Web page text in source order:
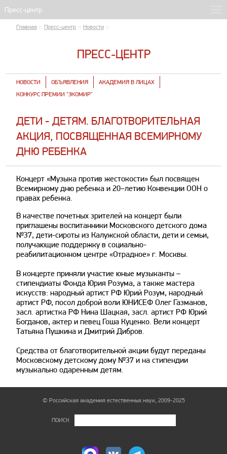
Главная :: Пресс-центр :: Новости ::
ПРЕСС-ЦЕНТР
НОВОСТИ ОБЪЯВЛЕНИЯ
АКАДЕМИЯ В ЛИЦАХ
КОНКУРС ПРЕМИИ "ЭКОМИР"
ДЕТИ - ДЕТЯМ. БЛАГОТВОРИТЕЛЬНАЯ
АКЦИЯ, ПОСВЯЩЕННАЯ ВСЕМИРНОМУ
ДНЮ РЕБЕНКА
Концерт «Музыка против жестокости» был посвящен
Всемирному дню ребенка и 20−летию Конвенции ООН о
правах ребенка.
В качестве почетных зрителей на концерт были
приглашены воспитанники Московского детского дома
№37, дети-сироты из Калужской области, дети и семьи,
получающие поддержку в социально-
реабилитационном центре «Отрадное» г. Москвы.
В концерте приняли участие юные музыканты –
стипендиаты Фонда Юрия Розума, а также мастера
искусств: народный артист РФ Юрий Розум, народный
артист РФ, посол доброй воли ЮНИСЕФ Олег Газманов,
засл. артистка РФ Нина Шацкая, засл. артист РФ Юрий
Богданов, актер и певец Гоша Куценко. Вели концерт
Татьяна Пушкина и Дмитрий Дибров.
Средства от благотворительной акции будут переданы
Московскому детскому дому №37 и на стипендии
музыкально одаренным детям.
© Российская академия естественных наук, 2009-2025
ПОИСК